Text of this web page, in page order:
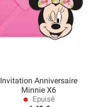
Invitation Anniversaire
Minnie X6
lens Epuisé